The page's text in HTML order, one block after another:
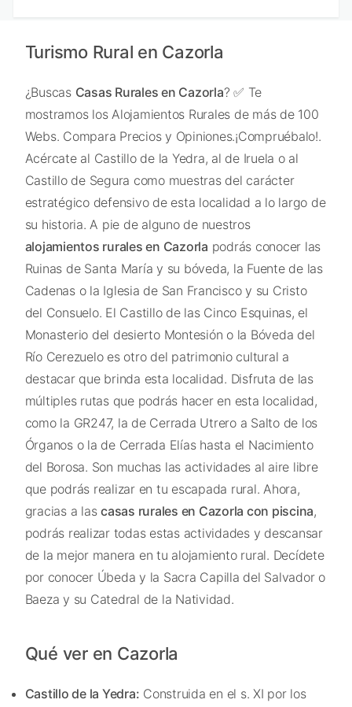
Turismo Rural en Cazorla
¿Buscas Casas Rurales en Cazorla? ✅ Te
mostramos los Alojamientos Rurales de más de 100
Webs. Compara Precios y Opiniones.¡Compruébalo!.
Acércate al Castillo de la Yedra, al de Iruela o al
Castillo de Segura como muestras del carácter
estratégico defensivo de esta localidad a lo largo de
su historia. A pie de alguno de nuestros
alojamientos rurales en Cazorla podrás conocer las
Ruinas de Santa María y su bóveda, la Fuente de las
Cadenas o la Iglesia de San Francisco y su Cristo
del Consuelo. El Castillo de las Cinco Esquinas, el
Monasterio del desierto Montesión o la Bóveda del
Río Cerezuelo es otro del patrimonio cultural a
destacar que brinda esta localidad. Disfruta de las
múltiples rutas que podrás hacer en esta localidad,
como la GR247, la de Cerrada Utrero a Salto de los
Órganos o la de Cerrada Elías hasta el Nacimiento
del Borosa. Son muchas las actividades al aire libre
que podrás realizar en tu escapada rural. Ahora,
gracias a las casas rurales en Cazorla con piscina,
podrás realizar todas estas actividades y descansar
de la mejor manera en tu alojamiento rural. Decídete
por conocer Úbeda y la Sacra Capilla del Salvador o
Baeza y su Catedral de la Natividad.
Qué ver en Cazorla
Castillo de la Yedra: Construida en el s. XI por los